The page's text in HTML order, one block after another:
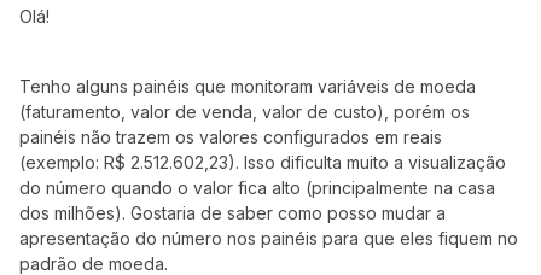
Olá!
Tenho alguns painéis que monitoram variáveis de moeda
(faturamento, valor de venda, valor de custo), porém os
painéis não trazem os valores configurados em reais
(exemplo: R$ 2.512.602,23). Isso dificulta muito a visualização
do número quando o valor fica alto (principalmente na casa
dos milhões). Gostaria de saber como posso mudar a
apresentação do número nos painéis para que eles fiquem no
padrão de moeda.